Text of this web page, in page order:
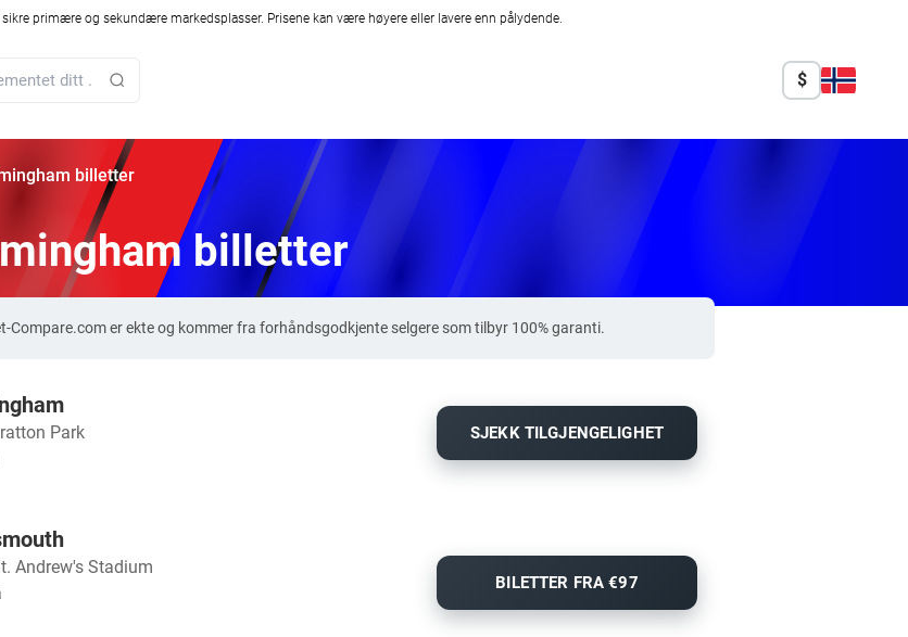
primære og sekundære markedsplasser. Prisene kan være høyere eller lavere enn pålydende.
$
billetter
billetter
er ekte og kommer fra forhåndsgodkjente selgere som tilbyr 100% garanti.
Park
SJEKK TILGJENGELIGHET
Andrew's Stadium
BILETTER FRA €97